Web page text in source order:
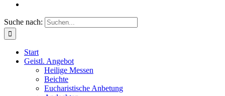
Suche nach:
Start
Geistl. Angebot
Heilige Messen
Beichte
Eucharistische Anbetung